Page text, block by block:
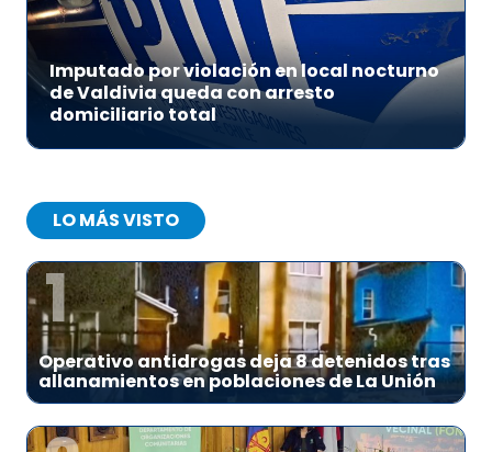
Imputado por violación en local nocturno
de Valdivia queda con arresto
domiciliario total
LO MÁS VISTO
1
Operativo antidrogas deja 8 detenidos tras
allanamientos en poblaciones de La Unión